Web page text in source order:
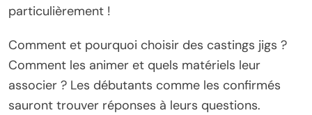
particulièrement !
Comment et pourquoi choisir des castings jigs ?
Comment les animer et quels matériels leur
associer ? Les débutants comme les confirmés
sauront trouver réponses à leurs questions.